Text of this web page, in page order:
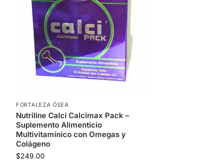
FORTALEZA ÓSEA
Nutriline Calci Calcimax Pack –
Suplemento Alimenticio
Multivitamínico con Omegas y
Colágeno
$249.00